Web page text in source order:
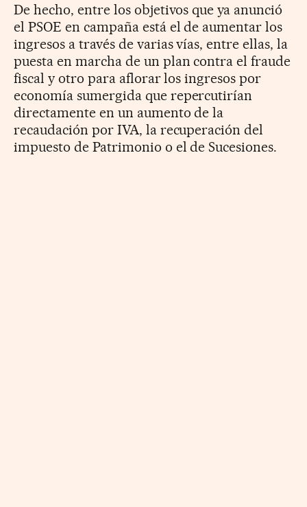
De hecho, entre los objetivos que ya anunció
el PSOE en campaña está el de aumentar los
ingresos a través de varias vías, entre ellas, la
puesta en marcha de un plan contra el fraude
fiscal y otro para aflorar los ingresos por
economía sumergida que repercutirían
directamente en un aumento de la
recaudación por IVA, la recuperación del
impuesto de Patrimonio o el de Sucesiones.